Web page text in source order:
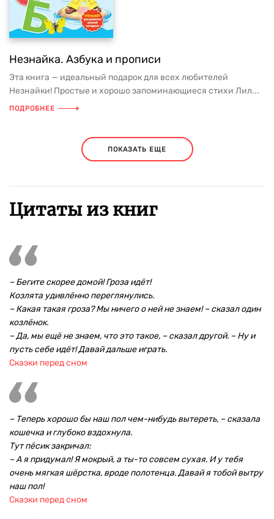
Незнайка. Азбука и прописи
Эта книга — идеальный подарок для всех любителей
Незнайки! Простые и хорошо запоминающиеся стихи Лил...
ПОДРОБНЕЕ
ПОКАЗАТЬ ЕЩЕ
Цитаты из книг
– Бегите скорее домой! Гроза идёт!
Козлята удивлённо переглянулись.
– Какая такая гроза? Мы ничего о ней не знаем! – сказал один
козлёнок.
– Да, мы ещё не знаем, что это такое, – сказал другой. – Ну и
пусть себе идёт! Давай дальше играть.
Сказки перед сном
– Теперь хорошо бы наш пол чем-нибудь вытереть, – сказала
кошечка и глубоко вздохнула.
Тут пёсик закричал:
– А я придумал! Я мокрый, а ты-то совсем сухая. И у тебя
очень мягкая шёрстка, вроде полотенца. Давай я тобой вытру
наш пол!
Сказки перед сном